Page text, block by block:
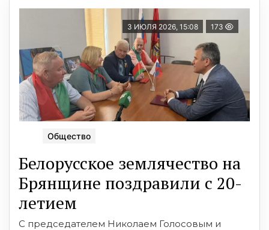
3 ИЮЛЯ 2026, 15:08 173
Общество
Белорусское землячество на
Брянщине поздравили с 20-
летием
С председателем Николаем Голосовым и